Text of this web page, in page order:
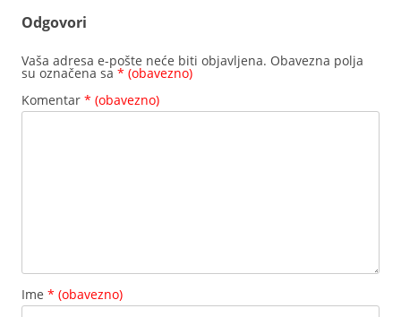
Odgovori
Vaša adresa e-pošte neće biti objavljena. Obavezna polja
su označena sa * (obavezno)
Komentar * (obavezno)
Ime * (obavezno)